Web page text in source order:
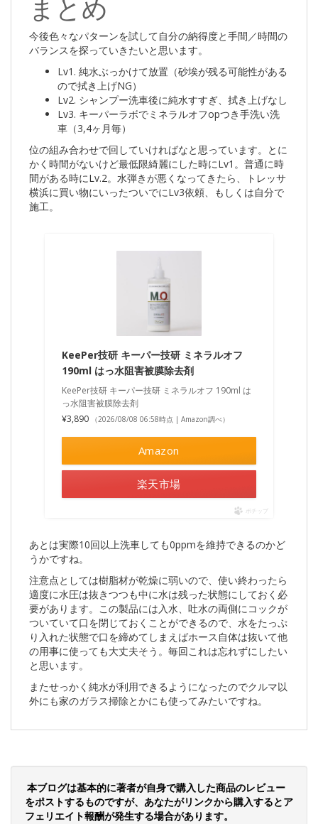
まとめ
今後色々なパターンを試して自分の納得度と手間／時間の
バランスを探っていきたいと思います。
Lv1. 純水ぶっかけて放置（砂埃が残る可能性がある
ので拭き上げNG）
Lv2. シャンプー洗車後に純水すすぎ、拭き上げなし
Lv3. キーパーラボでミネラルオフopつき手洗い洗
車（3,4ヶ月毎）
位の組み合わせで回していければなと思っています。とに
かく時間がないけど最低限綺麗にした時にLv1。普通に時
間がある時にLv.2。水弾きが悪くなってきたら、トレッサ
横浜に買い物にいったついでにLv3依頼、もしくは自分で
施工。
KeePer技研 キーパー技研 ミネラルオフ
190ml はっ水阻害被膜除去剤
KeePer技研 キーパー技研 ミネラルオフ 190ml は
っ水阻害被膜除去剤
¥3,890
（2026/08/08 06:58時点 | Amazon調べ）
Amazon
楽天市場
ポチップ
あとは実際10回以上洗車しても0ppmを維持できるのかど
うかですね。
注意点としては樹脂材が乾燥に弱いので、使い終わったら
適度に水圧は抜きつつも中に水は残った状態にしておく必
要があります。この製品には入水、吐水の両側にコックが
ついていて口を閉じておくことができるので、水をたっぷ
り入れた状態で口を締めてしまえばホース自体は抜いて他
の用事に使っても大丈夫そう。毎回これは忘れずにしたい
と思います。
またせっかく純水が利用できるようになったのでクルマ以
外にも家のガラス掃除とかにも使ってみたいですね。
本ブログは基本的に著者が自身で購入した商品のレビュー
をポストするものですが、あなたがリンクから購入するとア
フェリエイト報酬が発生する場合があります。